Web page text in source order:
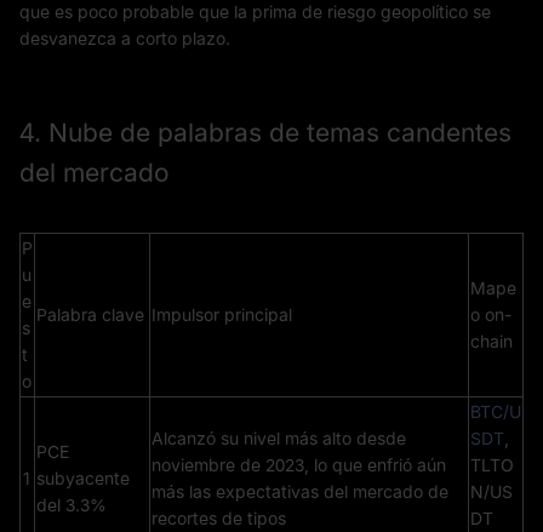
que es poco probable que la prima de riesgo geopolítico se
desvanezca a corto plazo.
4. Nube de palabras de temas candentes
del mercado
P
u
e
s
t
o
Palabra clave Impulsor principal
Mape
o on-
chain
1
PCE
subyacente
del 3.3%
Alcanzó su nivel más alto desde
noviembre de 2023, lo que enfrió aún
más las expectativas del mercado de
recortes de tipos
BTC/U
SDT
TLTO
N/US
DT